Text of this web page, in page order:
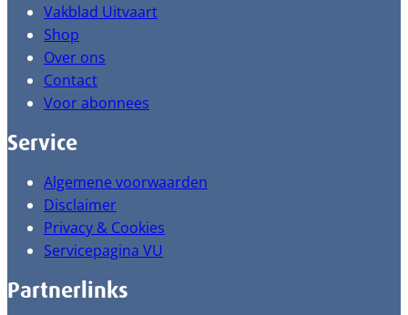
Vakblad Uitvaart
Shop
Over ons
Contact
Voor abonnees
Service
Algemene voorwaarden
Disclaimer
Privacy & Cookies
Servicepagina VU
Partnerlinks